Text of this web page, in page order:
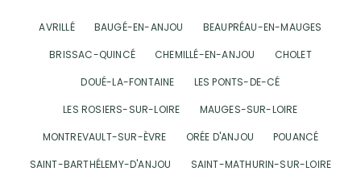
AVRILLÉ BAUGÉ-EN-ANJOU
BEAUPRÉAU-EN-MAUGES
BRISSAC-QUINCÉ
CHEMILLÉ-EN-ANJOU
CHOLET
DOUÉ-LA-FONTAINE
LES PONTS-DE-CÉ
LES ROSIERS-SUR-LOIRE
MAUGES-SUR-LOIRE
MONTREVAULT-SUR-ÈVRE
ORÉE D'ANJOU
POUANCÉ
SAINT-BARTHÉLEMY-D'ANJOU
SAINT-MATHURIN-SUR-LOIRE